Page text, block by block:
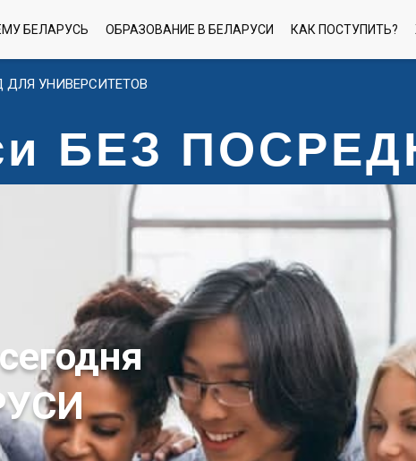
ДЛЯ УНИВЕРСИТЕТОВ
БЕЛАРУСЬ ОБРАЗОВАНИЕ В БЕЛАРУСИ КАК ПОСТУПИТЬ?
БЕЗ